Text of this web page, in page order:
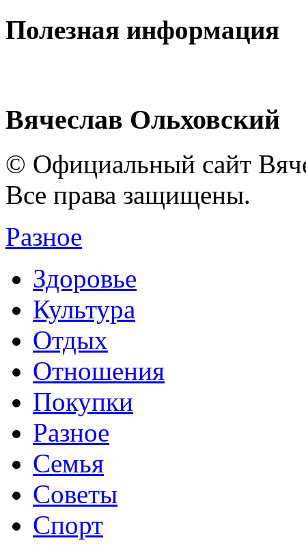
Полезная информация
Вячеслав Ольховский
© Официальный сайт
Все права защищены.
Разное
Здоровье
Культура
Отдых
Отношения
Покупки
Разное
Семья
Советы
Спорт